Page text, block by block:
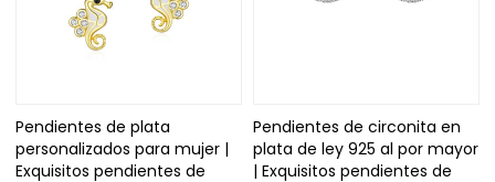
Pendientes de plata
personalizados para mujer |
Exquisitos pendientes de
Pendientes de circonita en
plata de ley 925 al por mayor
| Exquisitos pendientes de